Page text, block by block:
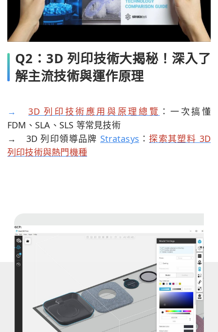
Q2：3D 列印技術大揭秘！深入了
解主流技術與運作原理
→ 3D 列印技術應用與原理總覽 ：一次搞懂
FDM、SLA、SLS 等常見技術
→ 3D 列印領導品牌 Stratasys ： 探索其塑料 3D
列印技術與熱門機種